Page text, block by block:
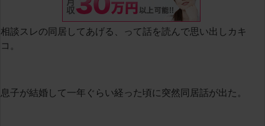
相談スレの同居してあげる、って話を読んで思い出しカキ
コ。
息子が結婚して一年ぐらい経った頃に突然同居話が出た。